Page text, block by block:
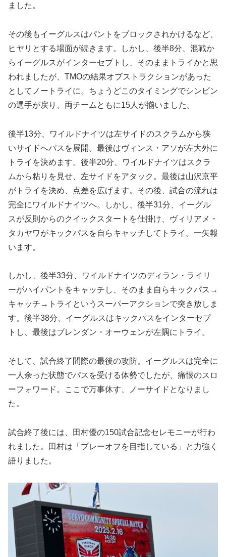
ました。
その後もイーグルスはパントをブロックされかけるなど、
ヒヤリとする場面が続きます。しかし、後半8分、混戦か
らイーグルスがインターセプトし、そのままトライかと思
われましたが、TMOの結果オブストラクションがあった
としてノートライに。ちょうどこのタイミングでシンビン
の選手が戻り、両チームともに15人が揃いました。
後半13分、ワイルドナイツは左サイドのスクラムから狭
いサイドへパスを展開。最後はヴィンス・アソが左大外に
トライを決めます。後半20分、ワイルドナイツはスクラ
ムから粘りを見せ、左サイドをアタック。最後は山沢京平
がトライを決め、点差を広げます。その後、試合の流れは
完全にワイルドナイツへ。しかし、後半31分、イーグル
スが反則からのクイックスタートを仕掛け、ヴィリアメ・
タカヤワがキックパスを自らキャッチしてトライ。一矢報
います。
しかし、後半33分、ワイルドナイツのディラン・ライリ
ーがハイパントをキャッチし、そのまま自らキックパス→
キャッチ→トライというスーパーアクションで突き放しま
す。後半38分、イーグルスはキックパスをインターセプ
トし、最後はブレンダン・オーウェンが左隅にトライ。
そして、試合終了間際の最後の攻防。イーグルスは完全に
一人余った状態でパスを受ける体勢でしたが、痛恨のスロ
ーフォワード。ここで万事休す、ノーサイドとなりまし
た。
試合終了後には、田村優の150試合記念セレモニーが行わ
れました。田村は「プレーオフを目指している」と力強く
語りました。